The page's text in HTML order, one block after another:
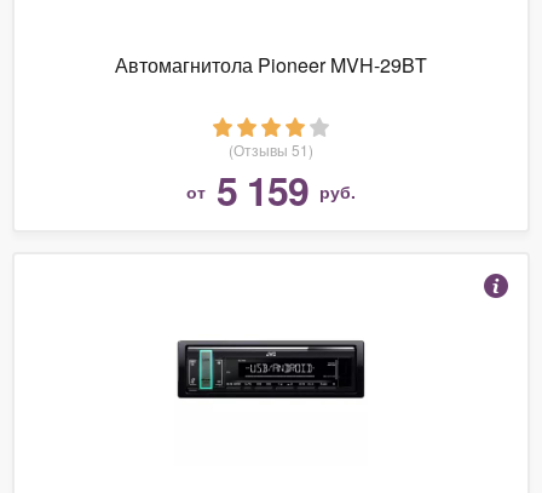
Автомагнитола Pioneer MVH-29BT
(Отзывы 51)
от 5 159 руб.